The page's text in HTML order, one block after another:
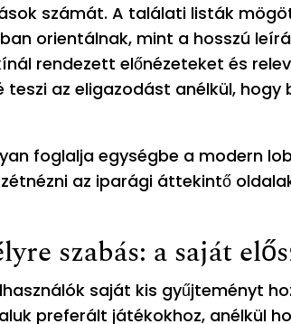
számát. A találati listák
orientálnak, mint a hosszú
rendezett előnézeteket és
teszi az eligazodást anélkül,
foglalja egységbe a modern
az iparági áttekintő
szabás: a saját
saját kis gyűjteményt
preferált játékokhoz, anélkül